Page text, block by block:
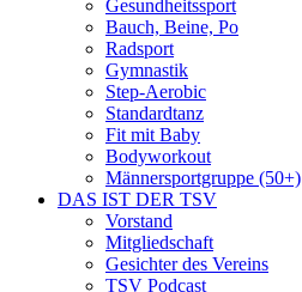
Gesundheitssport
Bauch, Beine, Po
Radsport
Gymnastik
Step-Aerobic
Standardtanz
Fit mit Baby
Bodyworkout
Männersportgruppe (50+)
DAS IST DER TSV
Vorstand
Mitgliedschaft
Gesichter des Vereins
TSV Podcast